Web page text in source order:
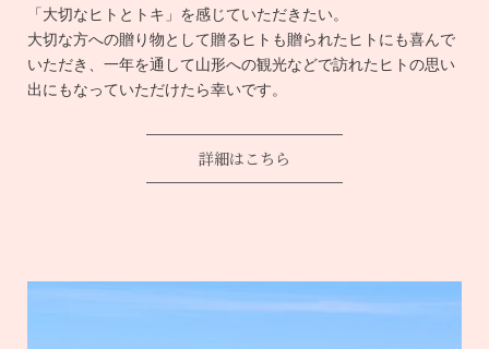
「大切なヒトとトキ」を感じていただきたい。
大切な方への贈り物として贈るヒトも贈られたヒトにも喜んで
いただき、一年を通して山形への観光などで訪れたヒトの思い
出にもなっていただけたら幸いです。
詳細はこちら